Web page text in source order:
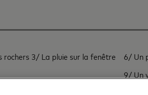
rochers 3/ La pluie sur la fenêtre
6/ Un
9/ Un